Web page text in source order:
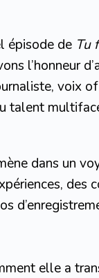
épisode de Tu
l’honneur
voix
talent
dans un
des
elle a